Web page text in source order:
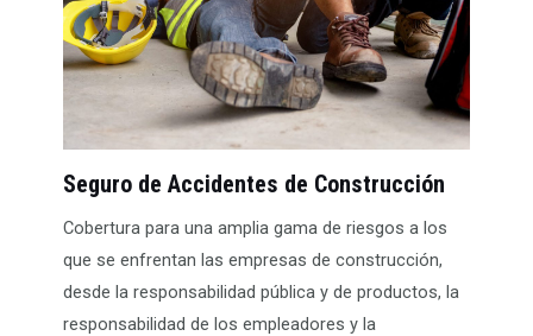
Seguro de Accidentes de Construcción
Cobertura para una amplia gama de riesgos a los
que se enfrentan las empresas de construcción,
desde la responsabilidad pública y de productos, la
responsabilidad de los empleadores y la